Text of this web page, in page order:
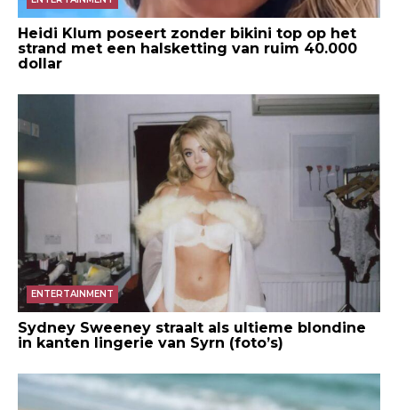
Heidi Klum poseert zonder bikini top op het
strand met een halsketting van ruim 40.000
dollar
ENTERTAINMENT
Sydney Sweeney straalt als ultieme blondine
in kanten lingerie van Syrn (foto’s)